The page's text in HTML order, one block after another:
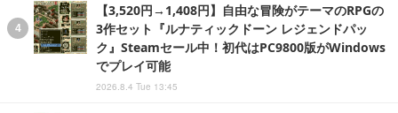
【3,520円→1,408円】自由な冒険がテーマのRPGの
3作セット『ルナティックドーン レジェンドパッ
ク』Steamセール中！初代はPC9800版がWindows
でプレイ可能
2026.8.4 Tue 13:45